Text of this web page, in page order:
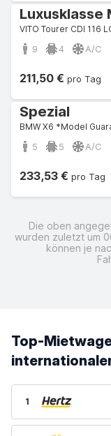
Luxusklasse
VITO Tourer CDI 116
9 4 A/C
211,50 € pro Tag
Spezial
BMW X6 *Model
5 5 A/C
233,53 € pro Tag
Die oben
wurden zuletzt um
können je
Top-
1